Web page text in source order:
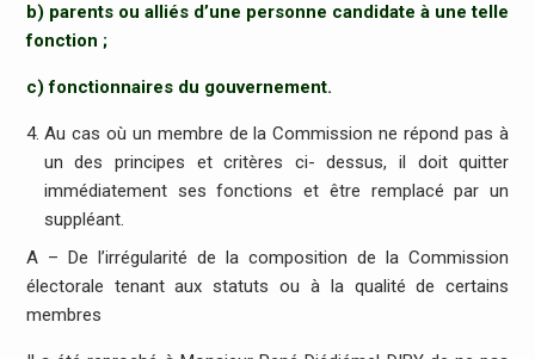
​b) parents ou alliés d’une personne candidate à une telle
fonction ;
​c) fonctionnaires du gouvernement.
Au cas où un membre de la Commission ne répond pas à
un des principes et critères ci- dessus, il doit quitter
immédiatement ses fonctions et être remplacé par un
suppléant.
A – De l’irrégularité de la composition de la Commission
électorale tenant aux statuts ou à la qualité de certains
membres